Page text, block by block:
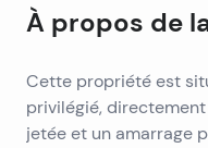
À propos de
Cette propriété est
privilégié,
jetée et un amarrage